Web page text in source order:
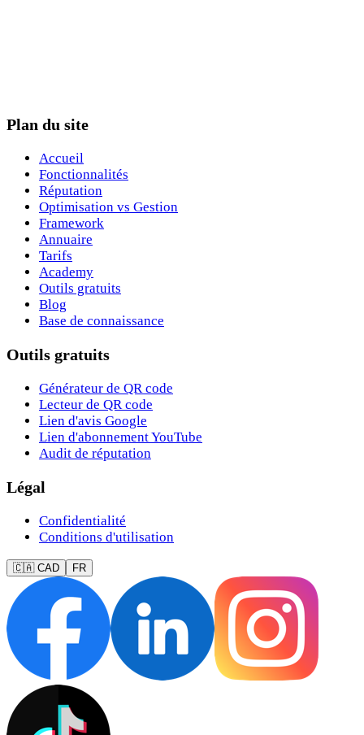
Plan du site
Accueil
Fonctionnalités
Réputation
Optimisation vs Gestion
Framework
Annuaire
Tarifs
Academy
Outils gratuits
Blog
Base de connaissance
Outils gratuits
Générateur de QR code
Lecteur de QR code
Lien d'avis Google
Lien d'abonnement YouTube
Audit de réputation
Légal
Confidentialité
Conditions d'utilisation
🇨🇦 CAD FR